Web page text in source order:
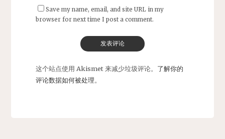
Save my name, email, and site URL in my
browser for next time I post a comment.
这个站点使用 Akismet 来减少垃圾评论。 了解你的
评论数据如何被处理。